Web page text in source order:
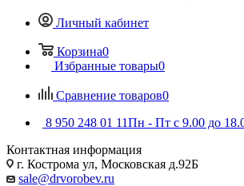
Личный кабинет
Корзина0
Избранные товары0
Сравнение товаров0
8 950 248 01 11Пн - Пт с 9.00 до
Контактная информация
г. Кострома ул, Московская д.92Б
sale@drvorobev.ru